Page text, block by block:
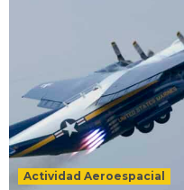
Actividad Aeroespacial